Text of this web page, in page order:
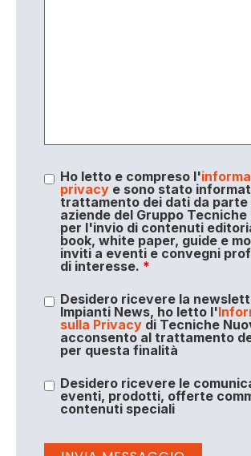
Ho letto e compreso l'
privacye sono stato
trattamento dei dati da parte
aziende del Gruppo Tecniche
per l'invio di contenuti
book, white paper, guide e
inviti a eventi e convegni
di interesse. *
Desidero ricevere la
Impianti News, ho letto l'
sulla Privacydi Tecniche
acconsento al trattamento
per questa finalità
Desidero ricevere le
eventi, prodotti, offerte
contenuti speciali